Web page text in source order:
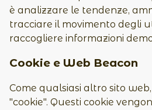
è analizzare le tendenze,
tracciare il movimento degli
raccogliere informazioni
Cookie e Web Beacon
Come qualsiasi altro sito web,
"cookie". Questi cookie